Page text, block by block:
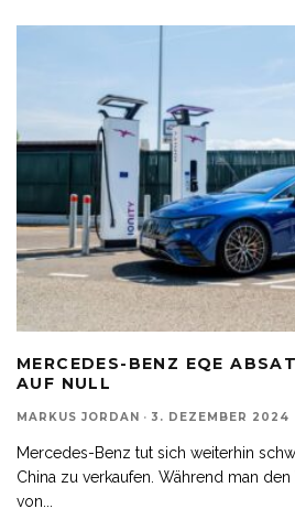
MERCEDES-BENZ EQE
AUF NULL
MARKUS JORDAN · 3. DEZEMBER 2024
Mercedes-Benz tut sich weiterhin
China zu verkaufen. Während man
von...